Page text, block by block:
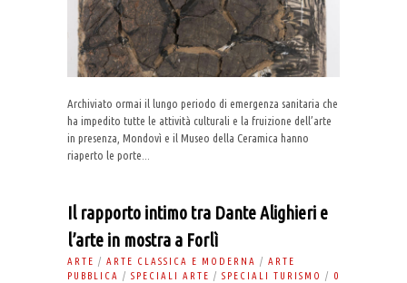
Archiviato ormai il lungo periodo di emergenza sanitaria che
ha impedito tutte le attività culturali e la fruizione dell’arte
in presenza, Mondovì e il Museo della Ceramica hanno
riaperto le porte...
Il rapporto intimo tra Dante Alighieri e
l’arte in mostra a Forlì
ARTE / ARTE CLASSICA E MODERNA / ARTE
PUBBLICA / SPECIALI ARTE / SPECIALI TURISMO / 0